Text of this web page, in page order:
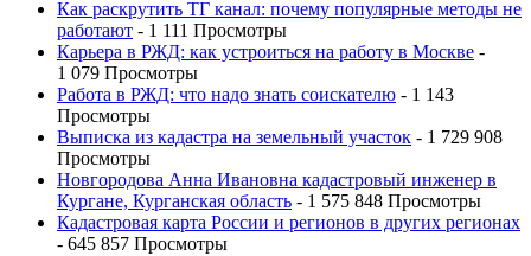
Как раскрутить ТГ канал: почему популярные методы не
работают - 1 111 Просмотры
Карьера в РЖД: как устроиться на работу в Москве -
1 079 Просмотры
Работа в РЖД: что надо знать соискателю - 1 143
Просмотры
Выписка из кадастра на земельный участок - 1 729 908
Просмотры
Новгородова Анна Ивановна кадастровый инженер в
Кургане, Курганская область - 1 575 848 Просмотры
Кадастровая карта России и регионов в других регионах
- 645 857 Просмотры